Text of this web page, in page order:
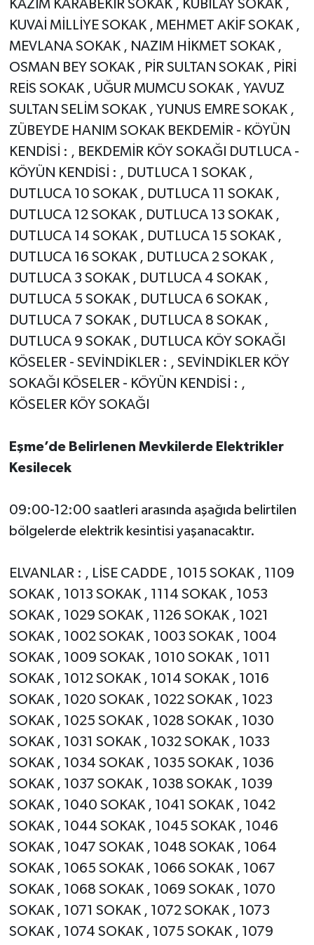
KAZIM KARABEKİR SOKAK , KUBİLAY SOKAK ,
KUVAİ MİLLİYE SOKAK , MEHMET AKİF SOKAK ,
MEVLANA SOKAK , NAZIM HİKMET SOKAK ,
OSMAN BEY SOKAK , PİR SULTAN SOKAK , PİRİ
REİS SOKAK , UĞUR MUMCU SOKAK , YAVUZ
SULTAN SELİM SOKAK , YUNUS EMRE SOKAK ,
ZÜBEYDE HANIM SOKAK BEKDEMİR - KÖYÜN
KENDİSİ : , BEKDEMİR KÖY SOKAĞI DUTLUCA -
KÖYÜN KENDİSİ : , DUTLUCA 1 SOKAK ,
DUTLUCA 10 SOKAK , DUTLUCA 11 SOKAK ,
DUTLUCA 12 SOKAK , DUTLUCA 13 SOKAK ,
DUTLUCA 14 SOKAK , DUTLUCA 15 SOKAK ,
DUTLUCA 16 SOKAK , DUTLUCA 2 SOKAK ,
DUTLUCA 3 SOKAK , DUTLUCA 4 SOKAK ,
DUTLUCA 5 SOKAK , DUTLUCA 6 SOKAK ,
DUTLUCA 7 SOKAK , DUTLUCA 8 SOKAK ,
DUTLUCA 9 SOKAK , DUTLUCA KÖY SOKAĞI
KÖSELER - SEVİNDİKLER : , SEVİNDİKLER KÖY
SOKAĞI KÖSELER - KÖYÜN KENDİSİ : ,
KÖSELER KÖY SOKAĞI
Eşme’de Belirlenen Mevkilerde Elektrikler
Kesilecek
09:00-12:00 saatleri arasında aşağıda belirtilen
bölgelerde elektrik kesintisi yaşanacaktır.
ELVANLAR : , LİSE CADDE , 1015 SOKAK , 1109
SOKAK , 1013 SOKAK , 1114 SOKAK , 1053
SOKAK , 1029 SOKAK , 1126 SOKAK , 1021
SOKAK , 1002 SOKAK , 1003 SOKAK , 1004
SOKAK , 1009 SOKAK , 1010 SOKAK , 1011
SOKAK , 1012 SOKAK , 1014 SOKAK , 1016
SOKAK , 1020 SOKAK , 1022 SOKAK , 1023
SOKAK , 1025 SOKAK , 1028 SOKAK , 1030
SOKAK , 1031 SOKAK , 1032 SOKAK , 1033
SOKAK , 1034 SOKAK , 1035 SOKAK , 1036
SOKAK , 1037 SOKAK , 1038 SOKAK , 1039
SOKAK , 1040 SOKAK , 1041 SOKAK , 1042
SOKAK , 1044 SOKAK , 1045 SOKAK , 1046
SOKAK , 1047 SOKAK , 1048 SOKAK , 1064
SOKAK , 1065 SOKAK , 1066 SOKAK , 1067
SOKAK , 1068 SOKAK , 1069 SOKAK , 1070
SOKAK , 1071 SOKAK , 1072 SOKAK , 1073
SOKAK , 1074 SOKAK , 1075 SOKAK , 1079